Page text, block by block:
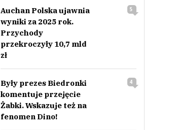
Auchan Polska ujawnia
wyniki za 2025 rok.
Przychody
przekroczyły 10,7 mld
zł
5
Były prezes Biedronki
komentuje przejęcie
Żabki. Wskazuje też na
fenomen Dino!
4